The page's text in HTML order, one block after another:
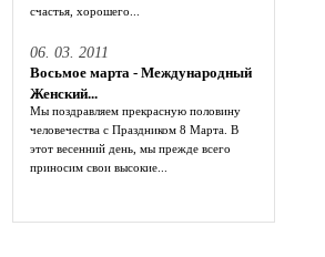
счастья, хорошего...
06. 03. 2011
Восьмое марта - Международный
Женский...
Мы поздравляем прекрасную половину
человечества с Праздником 8 Марта. В
этот весенний день, мы прежде всего
приносим свои высокие...